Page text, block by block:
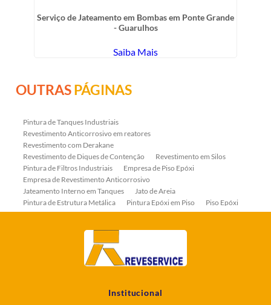
Serviço de Jateamento em Bombas em Ponte Grande
- Guarulhos
Saiba Mais
OUTRASPÁGINAS
Pintura de Tanques Industriais
Revestimento Anticorrosivo em reatores
Revestimento com Derakane
Revestimento de Diques de Contenção
Revestimento em Silos
Pintura de Filtros Industriais
Empresa de Piso Epóxi
Empresa de Revestimento Anticorrosivo
Jateamento Interno em Tanques
Jato de Areia
Pintura de Estrutura Metálica
Pintura Epóxi em Piso
Piso Epóxi
Piso Epóxi Autonivelante
Revestimento E-coat em Serpentinas
Revestimentos Anticorrosivos em Trocadores de Calor
Revestimentos em Tanques
Revestimentos Fenólicos
Empresa Jateamento Abrasivo
Jateamento Abrasivo
Institucional